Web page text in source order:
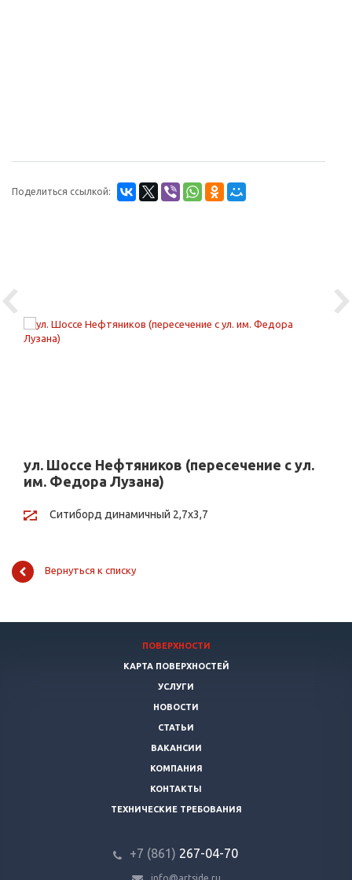
Поделиться ссылкой:
Previous
ул. Шоссе Нефтяников (пересечение с ул.
им. Федора Лузана)
Ситиборд динамичный 2,7х3,7
Вернуться к списку
ПОВЕРХНОСТИ
КАРТА ПОВЕРХНОСТЕЙ
УСЛУГИ
НОВОСТИ
СТАТЬИ
ВАКАНСИИ
КОМПАНИЯ
КОНТАКТЫ
ТЕХНИЧЕСКИЕ ТРЕБОВАНИЯ
+7 (861) 267-04-70